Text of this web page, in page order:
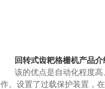
回转式齿耙格栅机产品介
该的优点是自动化程度
作。设置了过载保护装置，